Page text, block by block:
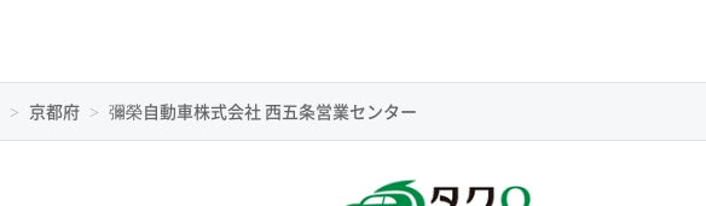
京都府 彌榮自動車株式会社 西五条営業センター